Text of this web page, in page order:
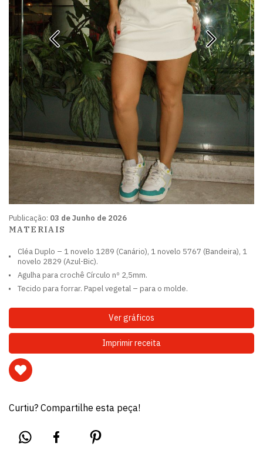
Publicação: 03 de Junho de 2026
MATERIAIS
Cléa Duplo – 1 novelo 1289 (Canário), 1 novelo 5767 (Bandeira), 1
novelo 2829 (Azul-Bic).
Agulha para crochê Círculo nº 2,5mm.
Tecido para forrar. Papel vegetal – para o molde.
Ver gráficos
Imprimir receita
Curtiu? Compartilhe esta peça!